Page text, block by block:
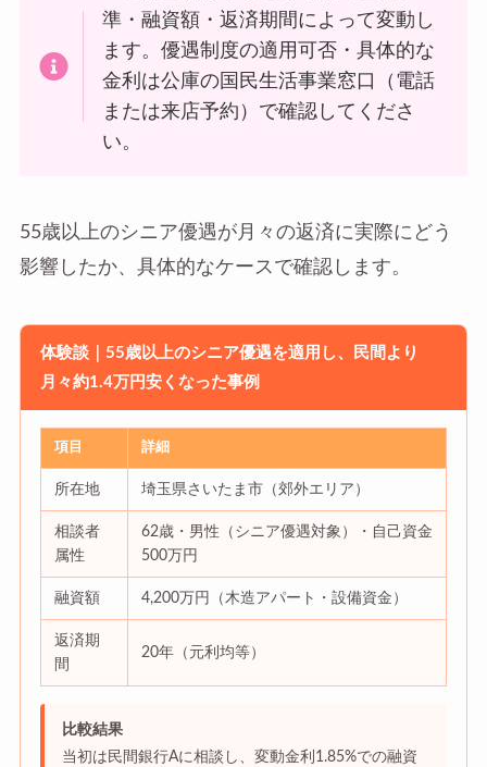
準・融資額・返済期間によって変動し
ます。優遇制度の適用可否・具体的な
金利は公庫の国民生活事業窓口（電話
または来店予約）で確認してくださ
い。
55歳以上のシニア優遇が月々の返済に実際にどう
影響したか、具体的なケースで確認します。
体験談｜55歳以上のシニア優遇を適用し、民間より
月々約1.4万円安くなった事例
項目 詳細
所在地 埼玉県さいたま市（郊外エリア）
相談者
属性
62歳・男性（シニア優遇対象）・自己資金
500万円
融資額 4,200万円（木造アパート・設備資金）
返済期
間
20年（元利均等）
比較結果
当初は民間銀行Aに相談し、変動金利1.85%での融資